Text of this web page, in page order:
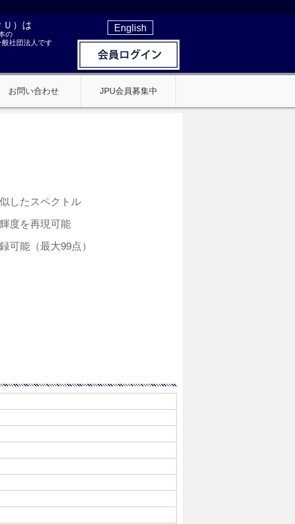
Ｕ）は
の
社団法人です
English
お問い合わせ JPU会員募集中
したスペクトル
度を再現可能
可能（最大99点）